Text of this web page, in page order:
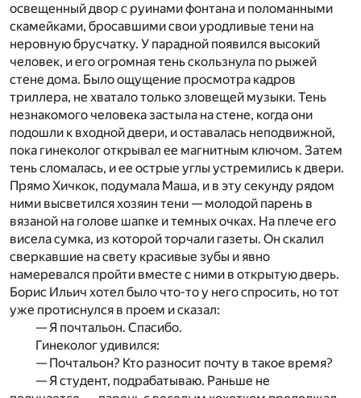
освещенный двор с руинами фонтана и поломанными
скамейками, бросавшими свои уродливые тени на
неровную брусчатку. У парадной появился высокий
человек, и его огромная тень скользнула по рыжей
стене дома. Было ощущение просмотра кадров
триллера, не хватало только зловещей музыки. Тень
незнакомого человека застыла на стене, когда они
подошли к входной двери, и оставалась неподвижной,
пока гинеколог открывал ее магнитным ключом. Затем
тень сломалась, и ее острые углы устремились к двери.
Прямо Хичкок, подумала Маша, и в эту секунду рядом
ними высветился хозяин тени — молодой парень в
вязаной на голове шапке и темных очках. На плече его
висела сумка, из которой торчали газеты. Он скалил
сверкавшие на свету красивые зубы и явно
намеревался пройти вместе с ними в открытую дверь.
Борис Ильич хотел было что-то у него спросить, но тот
уже протиснулся в проем и сказал:
— Я почтальон. Спасибо.
Гинеколог удивился:
— Почтальон? Кто разносит почту в такое время?
— Я студент, подрабатываю. Раньше не